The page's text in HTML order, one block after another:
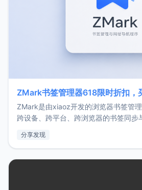
ZMark书签管理器618限时折扣，
ZMark是由xiaoz开发的浏览器书签管
跨设备、跨平台、跨浏览器的书签同步
用，让管理更高效。ZMark官网地址：
分享发现